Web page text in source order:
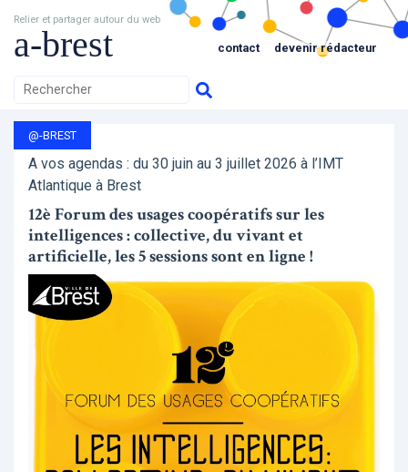
Relier et partager autour du web
a-brest contact devenir rédacteur
@-BREST
A vos agendas : du 30 juin au 3 juillet 2026 à l’IMT
Atlantique à Brest
12è Forum des usages coopératifs sur les
intelligences : collective, du vivant et
artificielle, les 5 sessions sont en ligne !